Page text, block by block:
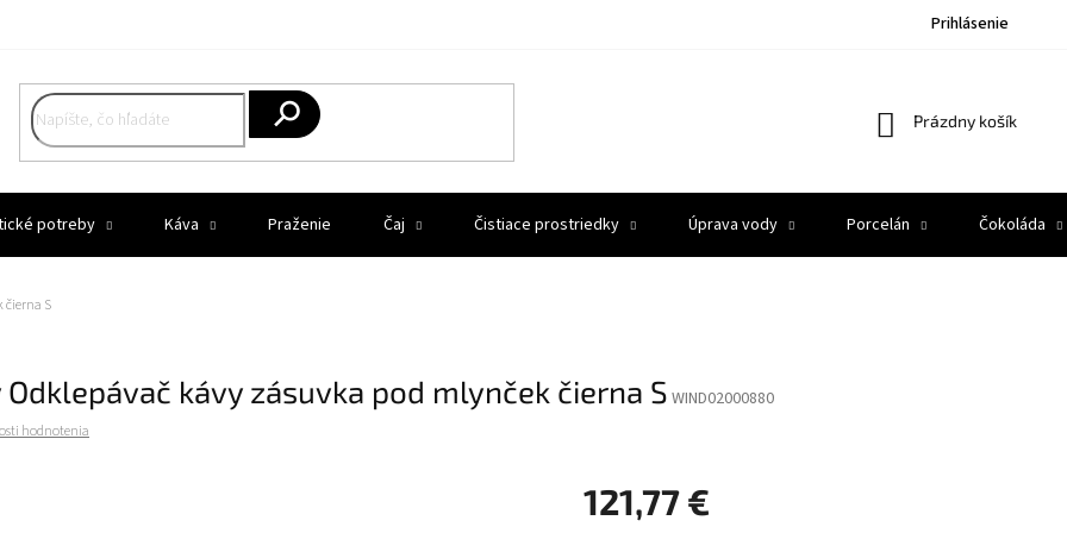
Prihlásenie
Nákupný
Prázdny košík
potreby Káva Praženie Čaj Čistiace prostriedky Úprava vody Porcelán Čokoláda
čierna S
Odklepávač kávy zásuvka pod mlynček čierna S WIND02000880
hodnotenia
121,77 €